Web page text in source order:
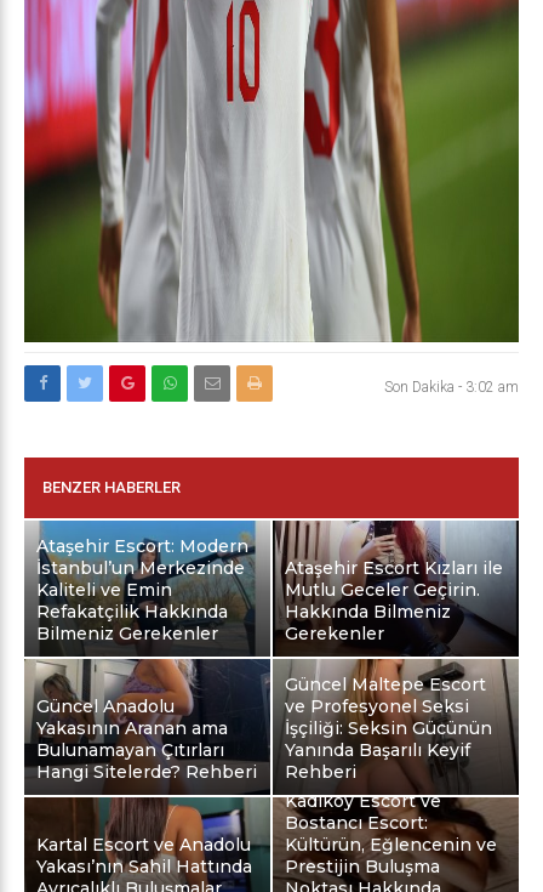
Son Dakika - 3:02 am
BENZER HABERLER
Ataşehir Escort: Modern
İstanbul’un Merkezinde
Kaliteli ve Emin
Refakatçilik Hakkında
Bilmeniz Gerekenler
Ataşehir Escort Kızları ile
Mutlu Geceler Geçirin.
Hakkında Bilmeniz
Gerekenler
Güncel Anadolu
Yakasının Aranan ama
Bulunamayan Çıtırları
Hangi Sitelerde? Rehberi
Güncel Maltepe Escort
ve Profesyonel Seksi
İşçiliği: Seksin Gücünün
Yanında Başarılı Keyif
Rehberi
Kartal Escort ve Anadolu
Yakası’nın Sahil Hattında
Kadıköy Escort ve
Bostancı Escort:
Kültürün, Eğlencenin ve
Prestijin Buluşma